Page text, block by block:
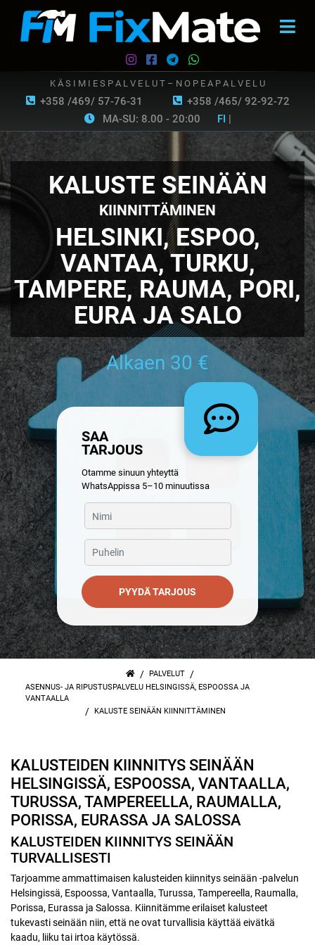
+358 /469/ 57-76-31 +358 /465/ 92-92-72
K Ä S I M I E S P A L V E L U T – N O P E A P A L V E L U
MA-SU: 8.00 - 20:00 FI |
KALUSTE SEINÄÄN
KIINNITTÄMINEN
HELSINKI, ESPOO,
VANTAA, TURKU,
TAMPERE, RAUMA, PORI,
EURA JA SALO
Alkaen 30 €
SAA
TARJOUS
Otamme sinuun yhteyttä
WhatsAppissa 5–10 minuutissa
PYYDÄ TARJOUS
/ PALVELUT /
ASENNUS- JA RIPUSTUSPALVELU HELSINGISSÄ, ESPOOSSA JA
VANTAALLA
/ KALUSTE SEINÄÄN KIINNITTÄMINEN
KALUSTEIDEN KIINNITYS SEINÄÄN
HELSINGISSÄ, ESPOOSSA, VANTAALLA,
TURUSSA, TAMPEREELLA, RAUMALLA,
PORISSA, EURASSA JA SALOSSA
KALUSTEIDEN KIINNITYS SEINÄÄN
TURVALLISESTI
Tarjoamme ammattimaisen kalusteiden kiinnitys seinään -palvelun
Helsingissä, Espoossa, Vantaalla, Turussa, Tampereella, Raumalla,
Porissa, Eurassa ja Salossa. Kiinnitämme erilaiset kalusteet
tukevasti seinään niin, että ne ovat turvallisia käyttää eivätkä
kaadu, liiku tai irtoa käytössä.